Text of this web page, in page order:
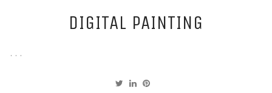
DIGITAL PAINTING
...